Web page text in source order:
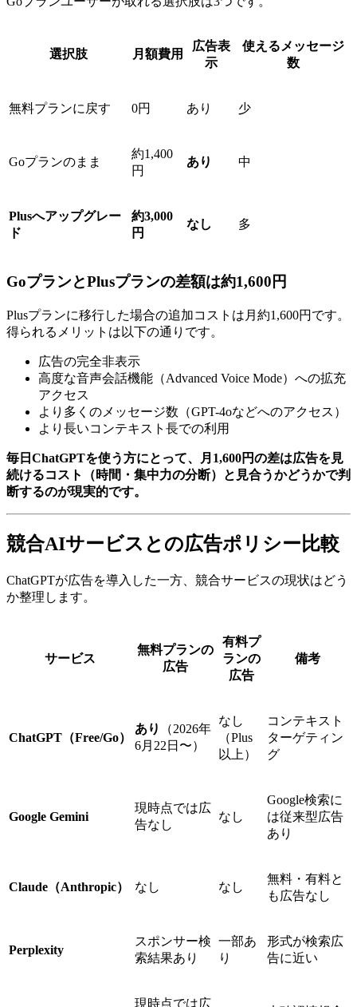
選択肢 月額費用
広告表
示
使えるメッセージ
数
無料プランに戻す 0円 あり 少
Goプランのまま
約1,400
円
あり 中
Plusへアップグレー
ド
約3,000
円
なし 多
GoプランとPlusプランの差額は約1,600円
Plusプランに移行した場合の追加コストは月約1,600円です。
得られるメリットは以下の通りです。
広告の完全非表示
高度な音声会話機能（Advanced Voice Mode）への拡充
アクセス
より多くのメッセージ数（GPT-4oなどへのアクセス）
より長いコンテキスト長での利用
毎日ChatGPTを使う方にとって、月1,600円の差は広告を見
続けるコスト（時間・集中力の分断）と見合うかどうかで判
断するのが現実的です。
競合AIサービスとの広告ポリシー比較
ChatGPTが広告を導入した一方、競合サービスの現状はどう
か整理します。
サービス
無料プランの
広告
有料プ
ランの
広告
備考
ChatGPT（Free/Go）
あり
（2026年
6月22日〜）
なし
（Plus
以上）
コンテキスト
ターゲティン
グ
Google Gemini
現時点では広
告なし
なし
Google検索に
は従来型広告
あり
Claude（Anthropic） なし なし
無料・有料と
も広告なし
Perplexity
スポンサー検
索結果あり
一部あ
り
形式が検索広
告に近い
現時点では広